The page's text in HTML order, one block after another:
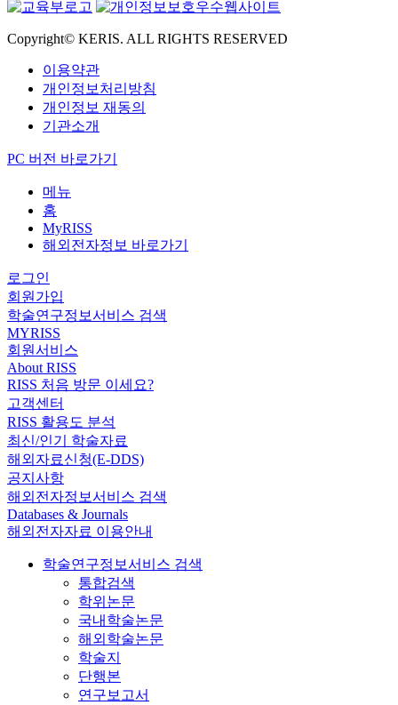
Copyright© KERIS. ALL RIGHTS RESERVED
이용약관
개인정보처리방침
개인정보 재동의
기관소개
PC 버전 바로가기
메뉴
홈
MyRISS
해외전자정보 바로가기
로그인
회원가입
학술연구정보서비스 검색
MYRISS
회원서비스
About RISS
RISS 처음 방문 이세요?
고객센터
RISS 활용도 분석
최신/인기 학술자료
해외자료신청(E-DDS)
공지사항
해외전자정보서비스 검색
Databases & Journals
해외전자자료 이용안내
학술연구정보서비스 검색
통합검색
학위논문
국내학술논문
해외학술논문
학술지
단행본
연구보고서